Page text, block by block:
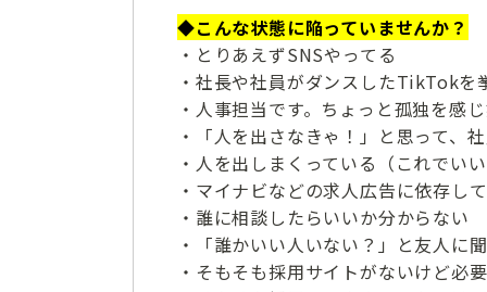
◆こんな状態に陥っていませんか？
・とりあえずSNSやってる
・社長や社員がダンスしたTikTokを
・人事担当です。ちょっと孤独を感
・「人を出さなきゃ！」と思って、
・人を出しまくっている（これでい
・マイナビなどの求人広告に依存し
・誰に相談したらいいか分からない
・「誰かいい人いない？」と友人に
・そもそも採用サイトがないけど必